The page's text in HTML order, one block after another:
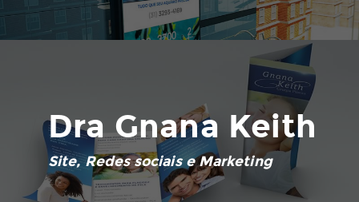
Dra Gnana Keith
Site, Redes sociais e Marketing